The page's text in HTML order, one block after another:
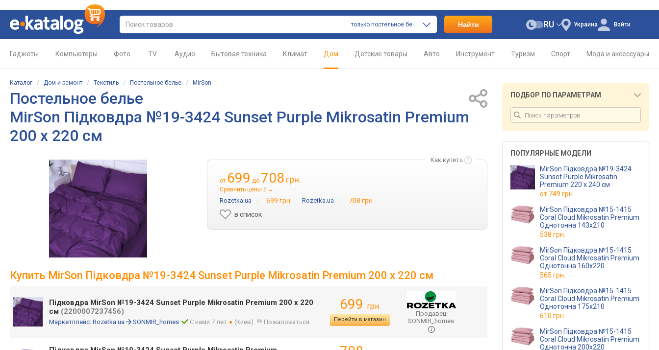
только постельное белье Найти Украина
RU Войти
Гаджеты Компьютеры Фото TV Аудио Бытовая техника Климат Дом Детские товары Авто Инструмент Туризм Спорт Мода и аксессуары
Каталог / Дом и ремонт / Текстиль / Постельное белье / MirSon
Постельное белье
MirSon Підковдра №19-3424 Sunset Purple Mikrosatin Premium
200 x 220 см
Как купить
от 699 до 708 грн.
Сравнить цены 2 →
Rozetka.ua → 699 грн. Rozetka.ua →
708 грн.
в список
Купить MirSon Підковдра №19-3424 Sunset Purple Mikrosatin Premium 200 x 220 см
Підковдра MirSon №19-3424 Sunset Purple Mikrosatin Premium 200 x 220
см (2200007237456)
Маркетплейс: Rozetka.ua SONMIR_homes С нами 7 лет (Киев) Пожаловаться
699 грн.
Перейти в магазин
Продавец:
SONMIR_homes
ПОДБОР ПО ПАРАМЕТРАМ
ПОПУЛЯРНЫЕ МОДЕЛИ
MirSon Підковдра №19-3424
Sunset Purple Mikrosatin
Premium 220 x 240 см
от 749 грн.
MirSon Підковдра №15-1415
Coral Cloud Mikrosatin Premium
Однотонна 143х210
538 грн.
MirSon Підковдра №15-1415
Coral Cloud Mikrosatin Premium
Однотонна 160х220
565 грн.
MirSon Підковдра №15-1415
Coral Cloud Mikrosatin Premium
Однотонна 175х210
610 грн.
MirSon Підковдра №15-1415
Coral Cloud Mikrosatin Premium
Однотонна 200х220